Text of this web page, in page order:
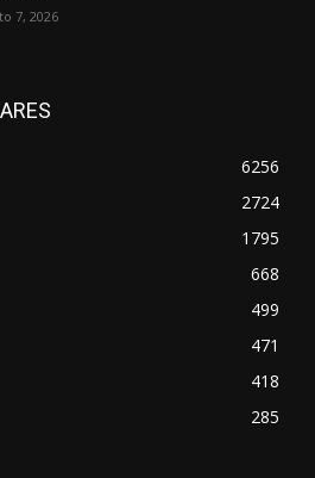
7, 2026
6256
2724
1795
668
499
471
418
285